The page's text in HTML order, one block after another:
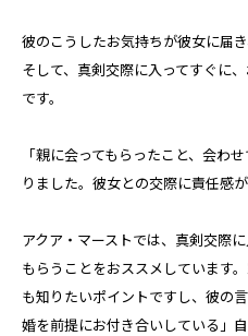
彼のこうしたお気持ちが彼女に届
そして、真剣交際に入ってすぐに
です。
「親に会ってもらったこと、会わ
りました。彼女との交際に責任感
アクア・マーストでは、真剣交際
もらうことをおススメしています
も知りたいポイントですし、彼の
婚を前提にお付き合いしている」